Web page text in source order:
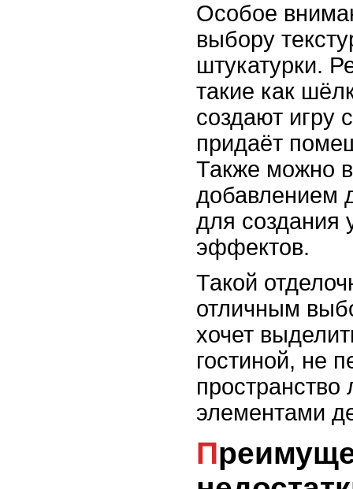
Особое
выбору
штукатурки.
такие как
создают игру
придаёт
Также можно
добавлением
для создания
эффектов.
Такой
отличным
хочет
гостиной, не
элементами
Преимущества и